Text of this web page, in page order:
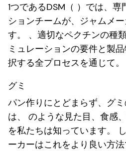
1つであるDSM（ ）では、
ションチームが、ジャムメ
す。 、適切なペクチンの種
ミュレーションの要件と製
択する全プロセスを通じて。
グミ
パン作りにとどまらず、グ
は、 のような見た目、食感
を私たちは知っています。
ーカーはこれをより良い方